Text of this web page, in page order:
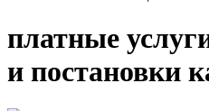
платные
и постановки